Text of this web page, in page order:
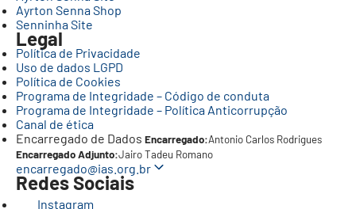
Ayrton Senna Shop
Senninha Site
Legal
Política de Privacidade
Uso de dados LGPD
Política de Cookies
Programa de Integridade – Código de conduta
Programa de Integridade – Política Anticorrupção
Canal de ética
Encarregado de Dados Encarregado:Antonio Carlos Rodrigues
Encarregado Adjunto:Jairo Tadeu Romano
encarregado@ias.org.br
Redes Sociais
Instagram